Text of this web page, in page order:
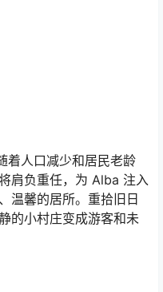
着人口减少和居民老龄
肩负重任，为 Alba 注入
温馨的居所。重拾旧日
的小村庄变成游客和未